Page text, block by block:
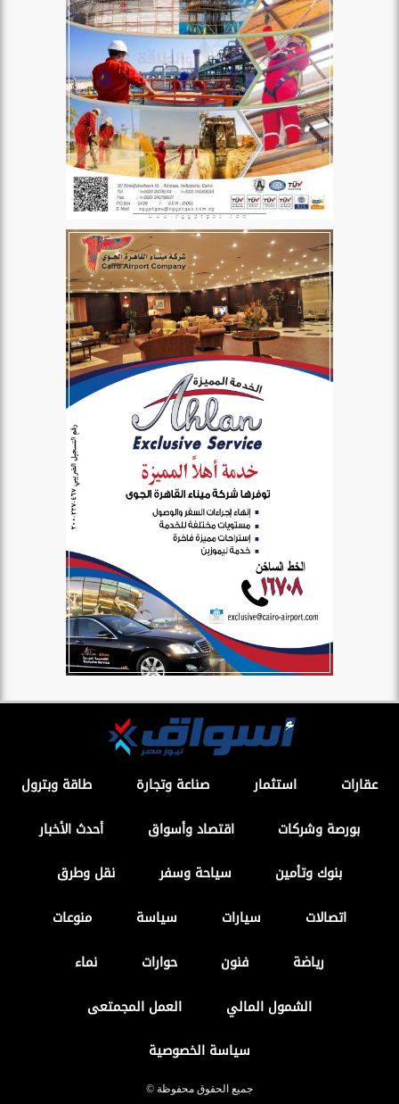
عقارات استثمار صناعة وتجارة
طاقة وبترول
بورصة وشركات
اقتصاد وأسواق
أحدث الأخبار
بنوك وتأمين
سياحة وسفر
نقل وطرق
اتصالات
سيارات سياسة
منوعات
رياضة
فنون حوارات
نماء
الشمول المالي
العمل المجمتعى
سياسة الخصوصية
جميع الحقوق محفوظة ©